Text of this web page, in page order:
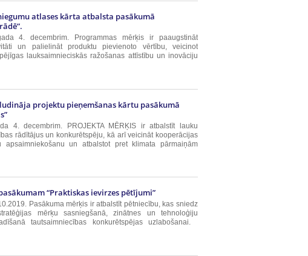
atlases kārta atbalsta pasākumā
4. decembrim. Programmas mērķis ir paaugstināt
un palielināt produktu pievienoto vērtību, veicinot
lauksaimnieciskās ražošanas attīstību un inovāciju
projektu pieņemšanas kārtu pasākumā
4. decembrim. PROJEKTA MĒRĶIS ir atbalstīt lauku
rādītājus un konkurētspēju, kā arī veicināt kooperācijas
un atbalstot pret klimata pārmaiņām
“Praktiskas ievirzes pētījumi”
Pasākuma mērķis ir atbalstīt pētniecību, kas sniedz
mērķu sasniegšanā, zinātnes un tehnoloģiju
tautsaimniecības konkurētspējas uzlabošanai.